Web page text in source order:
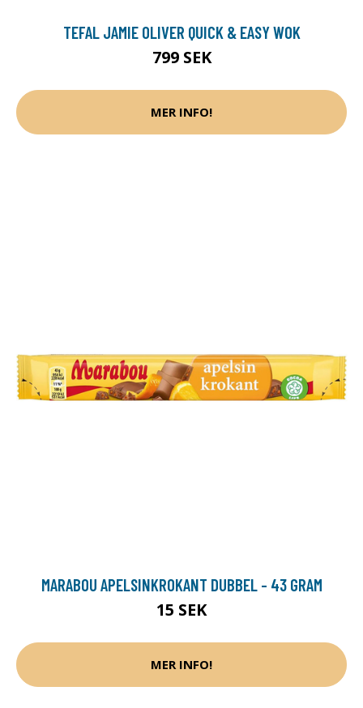
TEFAL JAMIE OLIVER QUICK & EASY WOK
799 SEK
MER INFO!
MARABOU APELSINKROKANT DUBBEL - 43 GRAM
15 SEK
MER INFO!